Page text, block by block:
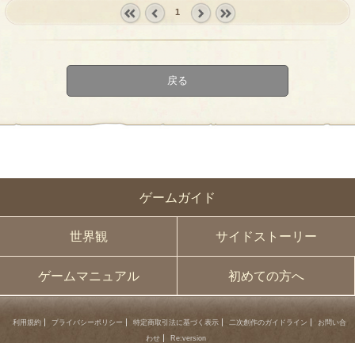
ゲームガイド
世界観 サイドストーリー
ゲームマニュアル 初めての方へ
1
戻る
利用規約 プライバシーポリシー 特定商取引法に基づく表示 二次創作のガイドライン
お問い合
わせ
Re:version